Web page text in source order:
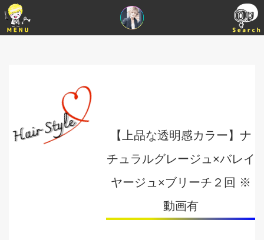
【上品な透明感カラー】ナ
チュラルグレージュ×バレイ
ヤージュ×ブリーチ２回 ※
動画有